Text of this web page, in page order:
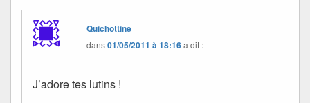
Quichottine
dans01/05/2011 à 18:16a dit :
J’adore tes lutins !